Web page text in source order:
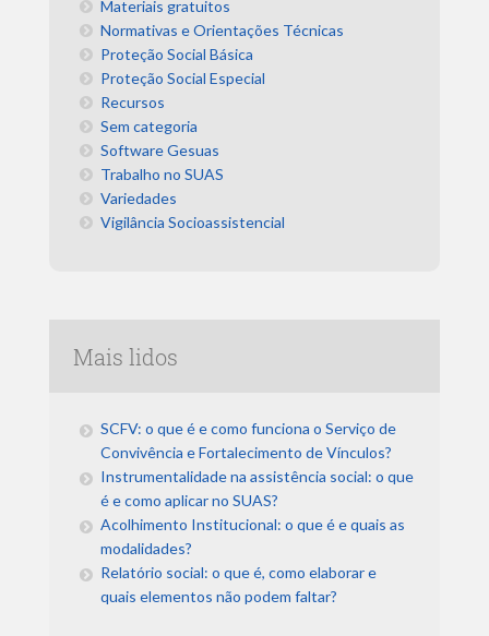
Materiais gratuitos
Normativas e Orientações Técnicas
Proteção Social Básica
Proteção Social Especial
Recursos
Sem categoria
Software Gesuas
Trabalho no SUAS
Variedades
Vigilância Socioassistencial
Mais lidos
SCFV: o que é e como funciona o Serviço de
Convivência e Fortalecimento de Vínculos?
Instrumentalidade na assistência social: o que
é e como aplicar no SUAS?
Acolhimento Institucional: o que é e quais as
modalidades?
Relatório social: o que é, como elaborar e
quais elementos não podem faltar?